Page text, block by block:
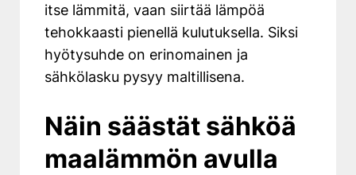
itse lämmitä, vaan siirtää lämpöä
tehokkaasti pienellä kulutuksella. Siksi
hyötysuhde on erinomainen ja
sähkölasku pysyy maltillisena.
Näin säästät sähköä
maalämmön avulla